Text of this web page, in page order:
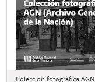
Colección fotográfica AGN